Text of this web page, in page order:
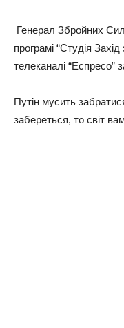
Генерал Збройних
програмі “Студія
телеканалі “Еспресо”
Путін мусить
забереться, то світ